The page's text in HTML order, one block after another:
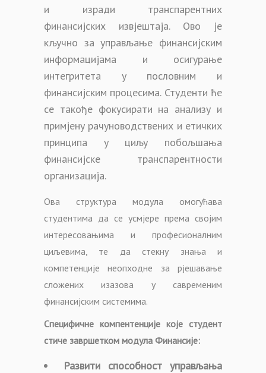
и изради транспарентних
финансијских извјештаја. Ово је
кључно за управљање финансијским
информацијама и осигурање
интегритета у пословним и
финансијским процесима. Студенти ће
се такође фокусирати на анализу и
примјену рачуноводствених и етичких
принципа у циљу побољшања
финансијске транспарентности
организација.
Ова структура модула омогућава
студентима да се усмјере према својим
интересовањима и професионалним
циљевима, те да стекну знања и
компетенције неопходне за рјешавање
сложених изазова у савременим
финансијским системима.
Специфичне компентенције које студент
стиче завршетком модула Финансије:
Развити способност управљања